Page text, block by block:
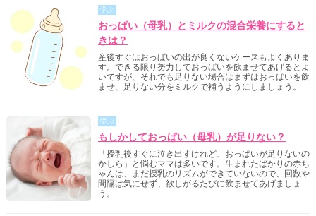
学ぶ
おっぱい（母乳）とミルクの混合栄養にすると
きは？
産後すぐはおっぱいの出が良くないケースもよくありま
す。できる限り努力しておっぱいを飲ませてあげるとよ
いですが、それでも足りない場合はまずはおっぱいを飲
ませ、足りない分をミルクで補うようにしましょう。
学ぶ
もしかしておっぱい（母乳）が足りない？
「授乳後すぐに泣き出すけれど、おっぱいが足りないの
かしら」と悩むママは多いです。生まれたばかりの赤ち
ゃんは、まだ授乳のリズムができていないので、回数や
間隔は気にせず、欲しがるたびに飲ませてあげましょ
う。